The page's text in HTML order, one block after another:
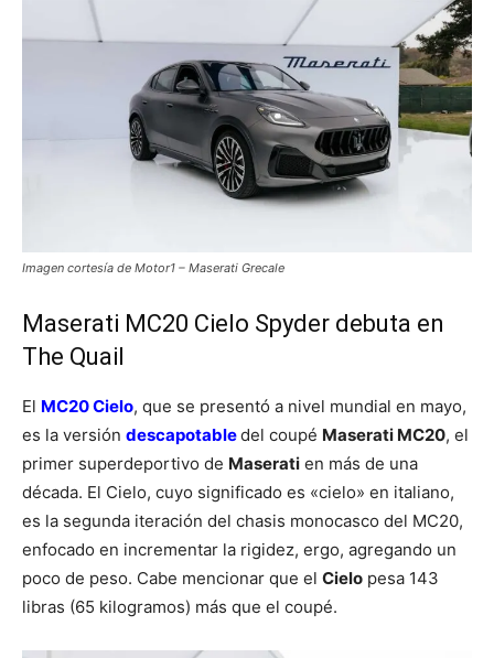
Imagen cortesía de Motor1 – Maserati Grecale
Maserati MC20 Cielo Spyder debuta en
The Quail
El MC20 Cielo, que se presentó a nivel mundial en mayo,
es la versión descapotabledel coupé Maserati MC20, el
primer superdeportivo de Maserati en más de una
década. El Cielo, cuyo significado es «cielo» en italiano,
es la segunda iteración del chasis monocasco del MC20,
enfocado en incrementar la rigidez, ergo, agregando un
poco de peso. Cabe mencionar que el Cielo pesa 143
libras (65 kilogramos) más que el coupé.